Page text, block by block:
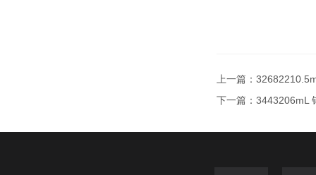
上一篇：
下一篇： 3443206mL